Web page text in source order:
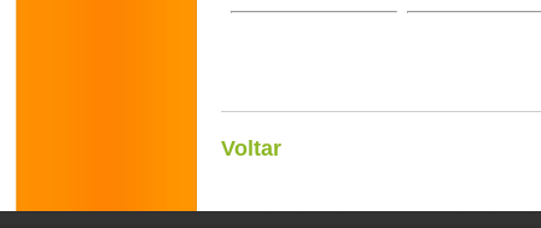
Voltar